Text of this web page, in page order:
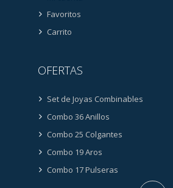
Favoritos
Carrito
OFERTAS
Set de Joyas Combinables
Combo 36 Anillos
Combo 25 Colgantes
Combo 19 Aros
Combo 17 Pulseras